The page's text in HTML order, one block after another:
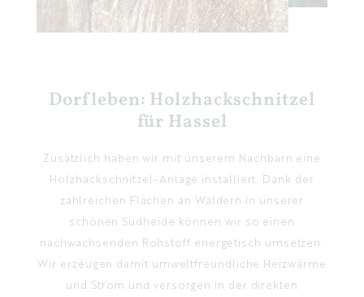
Dorfleben: Holzhackschnitzel
für Hassel
Zusätzlich haben wir mit unserem Nachbarn eine
Holzhackschnitzel-Anlage installiert. Dank der
zahlreichen Flächen an Wäldern in unserer
schönen Südheide können wir so einen
nachwachsenden Rohstoff energetisch umsetzen.
Wir erzeugen damit umweltfreundliche Heizwärme
und Strom und versorgen in der direkten